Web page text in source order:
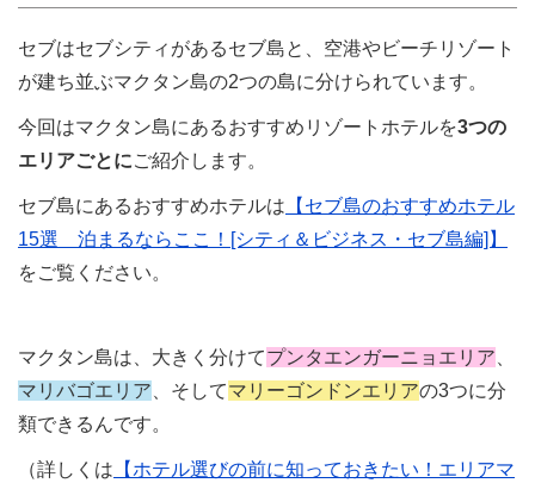
セブはセブシティがあるセブ島と、空港やビーチリゾート
が建ち並ぶマクタン島の2つの島に分けられています。
今回はマクタン島にあるおすすめリゾートホテルを3つの
エリアごとにご紹介します。
セブ島にあるおすすめホテルは 【セブ島のおすすめホテル
15選 泊まるならここ！[シティ＆ビジネス・セブ島編]】
をご覧ください。
マクタン島は、大きく分けてプンタエンガーニョエリア
マリバゴエリア 、そしてマリーゴンドンエリアの3つに分
類できるんです。
（詳しくは 【ホテル選びの前に知っておきたい！エリアマ